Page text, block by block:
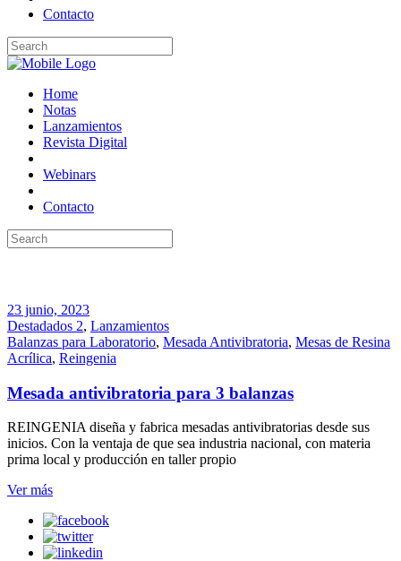
Contacto
Home
Notas
Lanzamientos
Revista Digital
Webinars
Contacto
23 junio, 2023
Destadados 2, Lanzamientos
Balanzas para Laboratorio, Mesada Antivibratoria, Mesas de Resina
Acrílica, Reingenia
Mesada antivibratoria para 3 balanzas
REINGENIA diseña y fabrica mesadas antivibratorias desde sus
inicios. Con la ventaja de que sea industria nacional, con materia
prima local y producción en taller propio
Ver más